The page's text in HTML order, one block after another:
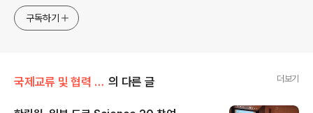
구독하기
국제교류 및 협력 증진 의 다른 글 더보기